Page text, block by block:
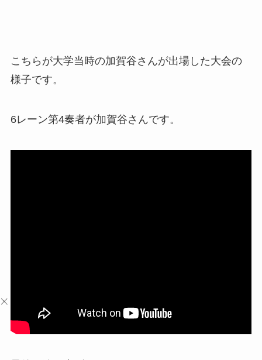
こちらが大学当時の加賀谷さんが出場した大会の
様子です。
6レーン第4奏者が加賀谷さんです。